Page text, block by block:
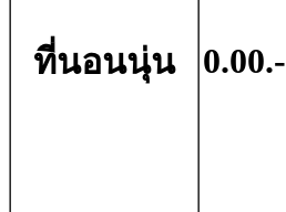
ที่นอนนุ่น 0.00.-